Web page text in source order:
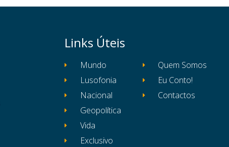
Links Úteis
Mundo
Lusofonia
Nacional
Geopolítica
Vida
Exclusivo
Quem Somos
Eu Conto!
Contactos